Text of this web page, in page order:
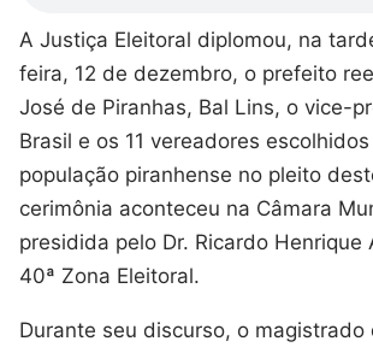
A Justiça Eleitoral diplomou, na
feira, 12 de dezembro, o prefeito
José de Piranhas, Bal Lins, o vice-
Brasil e os 11 vereadores
população piranhense no pleito
cerimônia aconteceu na Câmara
presidida pelo Dr. Ricardo Henrique
40ª Zona Eleitoral.
Durante seu discurso, o magistrado